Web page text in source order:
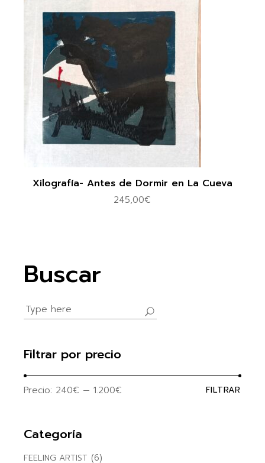
Xilografía- Antes de Dormir en La Cueva
245,00€
Buscar
Search
for:
Filtrar por precio
FILTRAR
Precio: 240€ —1.200€
Categoría
FEELING ARTIST (6)